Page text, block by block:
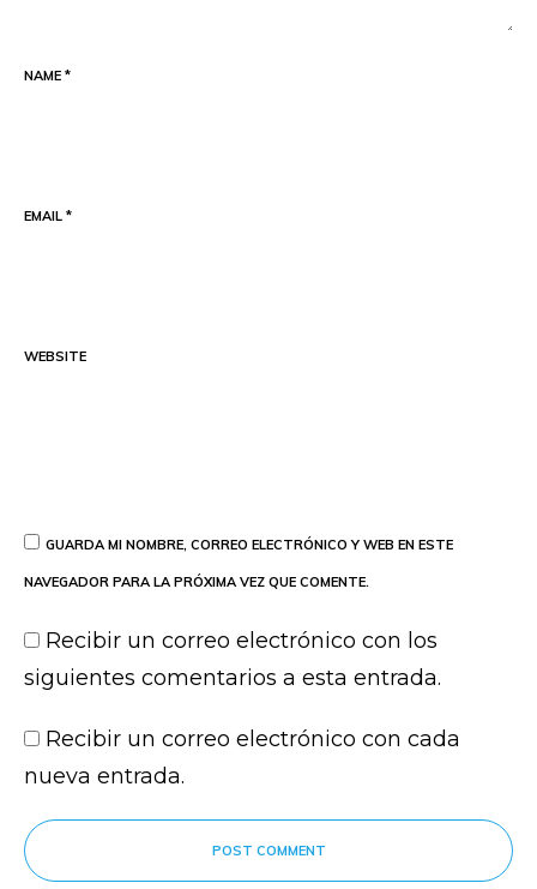
NAME *
EMAIL *
WEBSITE
GUARDA MI NOMBRE, CORREO ELECTRÓNICO Y WEB EN ESTE
NAVEGADOR PARA LA PRÓXIMA VEZ QUE COMENTE.
Recibir un correo electrónico con los
siguientes comentarios a esta entrada.
Recibir un correo electrónico con cada
nueva entrada.
POST COMMENT